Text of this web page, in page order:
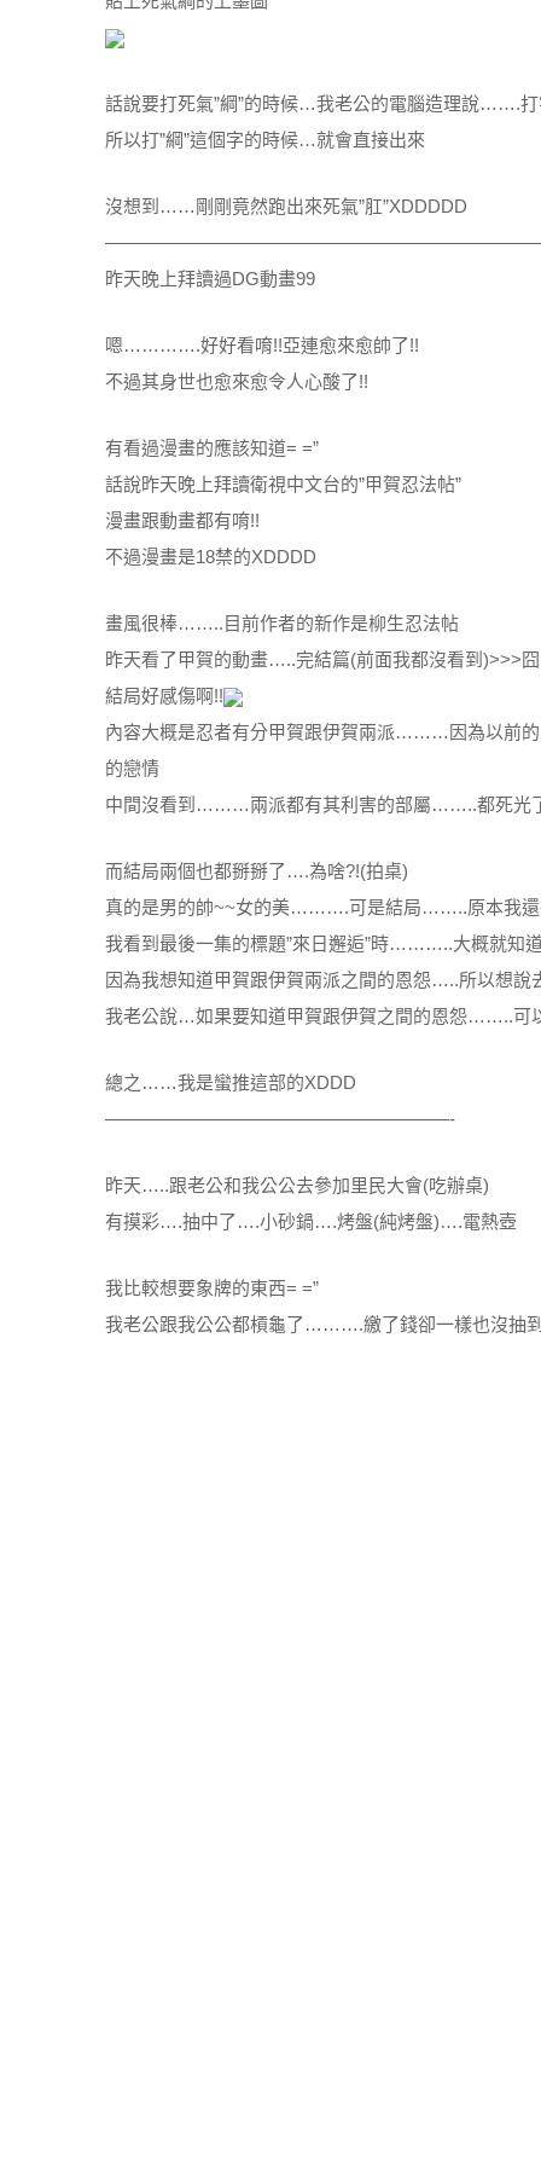
話說要打死氣”綱”的時候…我老公的電腦造理說…….打
所以打”綱”這個字的時候…就會直接出來
沒想到……剛剛竟然跑出來死氣”肛”XDDDDD
昨天晚上拜讀過DG動畫99
嗯………….好好看唷!!亞連愈來愈帥了!!
不過其身世也愈來愈令人心酸了!!
有看過漫畫的應該知道= =”
話說昨天晚上拜讀衛視中文台的”甲賀忍法帖”
漫畫跟動畫都有唷!!
不過漫畫是18禁的XDDDD
畫風很棒……..目前作者的新作是柳生忍法帖
昨天看了甲賀的動畫…..完結篇(前面我都沒看到)>>>囧
結局好感傷啊!!
內容大概是忍者有分甲賀跟伊賀兩派………因為以前的
的戀情
中間沒看到………兩派都有其利害的部屬……..都死光
而結局兩個也都掰掰了….為啥?!(拍桌)
真的是男的帥~~女的美……….可是結局……..原本我還
我看到最後一集的標題”來日邂逅”時………..大概就知
因為我想知道甲賀跟伊賀兩派之間的恩怨…..所以想
我老公說…如果要知道甲賀跟伊賀之間的恩怨……..可
總之……我是蠻推這部的XDDD
———————————————————-
昨天…..跟老公和我公公去參加里民大會(吃辦桌)
有摸彩….抽中了….小砂鍋….烤盤(純烤盤)….電熱壺
我比較想要象牌的東西= =”
我老公跟我公公都槓龜了……….繳了錢卻一樣也沒抽